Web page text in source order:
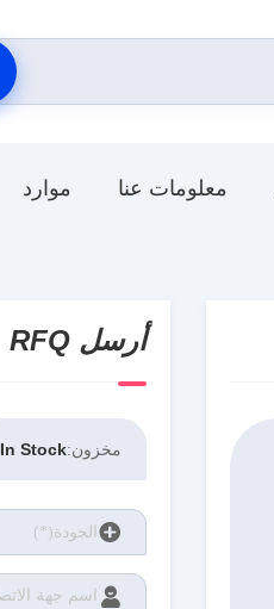
معلومات عنا موارد
أرسل RFQ
مخزون:In Stock